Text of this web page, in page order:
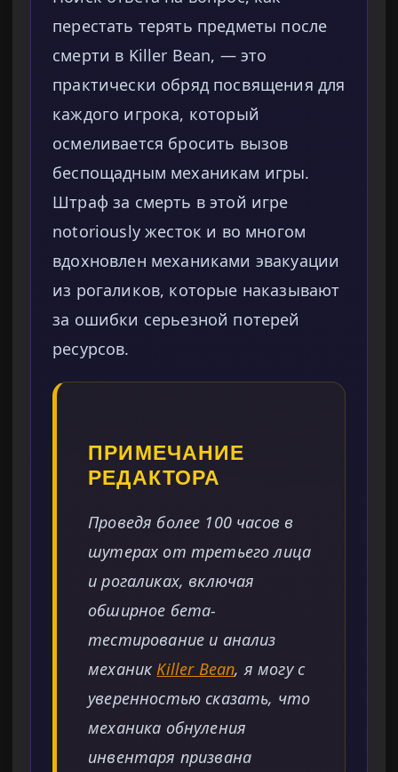
перестать терять предметы после
смерти в Killer Bean, — это
практически обряд посвящения для
каждого игрока, который
осмеливается бросить вызов
беспощадным механикам игры.
Штраф за смерть в этой игре
notoriously жесток и во многом
вдохновлен механиками эвакуации
из рогаликов, которые наказывают
за ошибки серьезной потерей
ресурсов.
ПРИМЕЧАНИЕ
РЕДАКТОРА
Проведя более 100 часов в
шутерах от третьего лица
и рогаликах, включая
обширное бета-
тестирование и анализ
механикKiller Bean, я могу с
уверенностью сказать, что
механика обнуления
инвентаря призвана